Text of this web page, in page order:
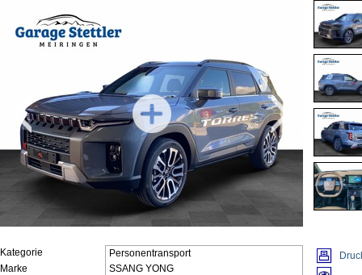
Kategorie
Personentransport
Marke
SSANG YONG